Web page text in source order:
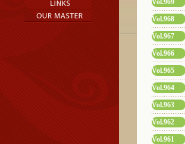
Vol.969
Vol.968
Vol.967
Vol.966
Vol.965
Vol.964
Vol.963
Vol.962
Vol.961